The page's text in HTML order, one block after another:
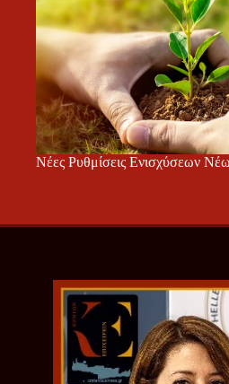
Νέες Ρυθμίσεις Ενισχύσεων